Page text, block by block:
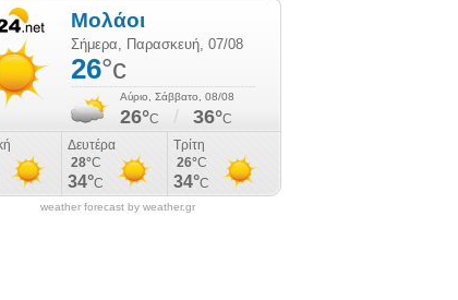
weather forecast by weather.gr